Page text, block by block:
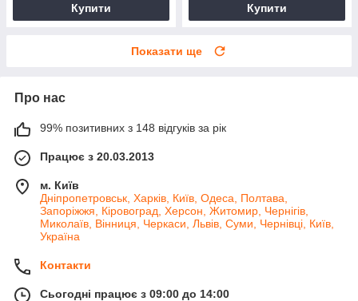
Купити Купити
Показати ще
Про нас
99% позитивних з 148 відгуків за рік
Працює з 20.03.2013
м. Київ
Дніпропетровськ, Харків, Київ, Одеса, Полтава,
Запоріжжя, Кіровоград, Херсон, Житомир, Чернігів,
Миколаїв, Вінниця, Черкаси, Львів, Суми, Чернівці, Київ,
Україна
Контакти
Сьогодні працює з 09:00 до 14:00